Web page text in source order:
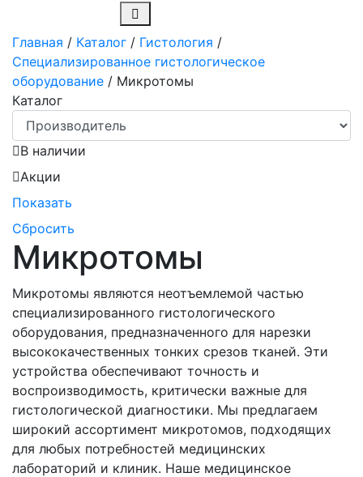
Главная / Каталог / Гистология /
Специализированное гистологическое
оборудование / Микротомы
Каталог
В наличии
Акции
Показать
Сбросить
Микротомы
Микротомы являются неотъемлемой частью
специализированного гистологического
оборудования, предназначенного для нарезки
высококачественных тонких срезов тканей. Эти
устройства обеспечивают точность и
воспроизводимость, критически важные для
гистологической диагностики. Мы предлагаем
широкий ассортимент микротомов, подходящих
для любых потребностей медицинских
лабораторий и клиник. Наше медицинское